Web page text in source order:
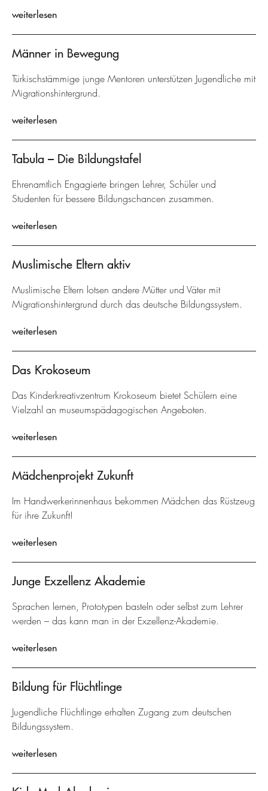
weiterlesen
Männer in Bewegung
Türkischstämmige junge Mentoren unterstützen Jugendliche mit
Migrationshintergrund.
weiterlesen
Tabula – Die Bildungstafel
Ehrenamtlich Engagierte bringen Lehrer, Schüler und
Studenten für bessere Bildungschancen zusammen.
weiterlesen
Muslimische Eltern aktiv
Muslimische Eltern lotsen andere Mütter und Väter mit
Migrationshintergrund durch das deutsche Bildungssystem.
weiterlesen
Das Krokoseum
Das Kinderkreativzentrum Krokoseum bietet Schülern eine
Vielzahl an museumspädagogischen Angeboten.
weiterlesen
Mädchenprojekt Zukunft
Im Handwerkerinnenhaus bekommen Mädchen das Rüstzeug
für ihre Zukunft!
weiterlesen
Junge Exzellenz Akademie
Sprachen lernen, Prototypen basteln oder selbst zum Lehrer
werden – das kann man in der Exzellenz-Akademie.
weiterlesen
Bildung für Flüchtlinge
Jugendliche Flüchtlinge erhalten Zugang zum deutschen
Bildungssystem.
weiterlesen